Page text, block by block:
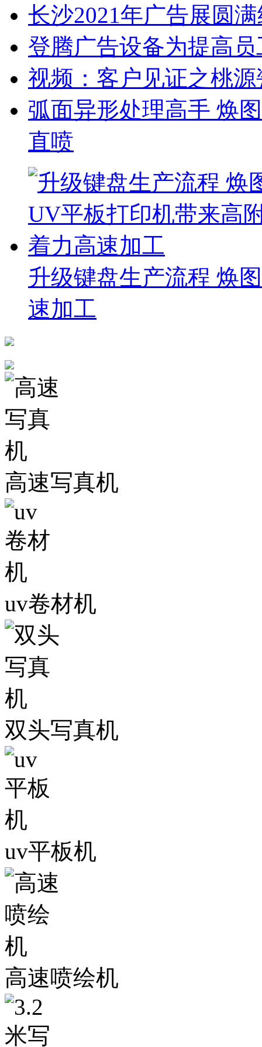
长沙2021年广告展圆
登腾广告设备为提高
视频：客户见证之桃
弧面异形处理高手 焕
直喷
升级键盘生产流程 焕
速加工
高速写真机
uv卷材机
双头写真机
uv平板机
高速喷绘机